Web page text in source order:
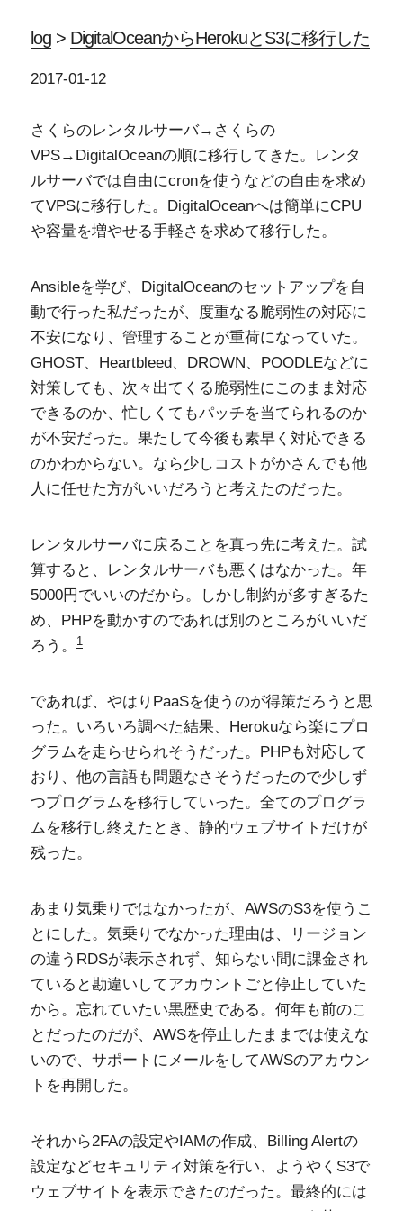
log> DigitalOceanからHerokuとS3に移行した
2017-01-12
さくらのレンタルサーバ→さくらの
VPS→DigitalOceanの順に移行してきた。レンタ
ルサーバでは自由にcronを使うなどの自由を求め
てVPSに移行した。DigitalOceanへは簡単にCPU
や容量を増やせる手軽さを求めて移行した。
Ansibleを学び、DigitalOceanのセットアップを自
動で行った私だったが、度重なる脆弱性の対応に
不安になり、管理することが重荷になっていた。
GHOST、Heartbleed、DROWN、POODLEなどに
対策しても、次々出てくる脆弱性にこのまま対応
できるのか、忙しくてもパッチを当てられるのか
が不安だった。果たして今後も素早く対応できる
のかわからない。なら少しコストがかさんでも他
人に任せた方がいいだろうと考えたのだった。
レンタルサーバに戻ることを真っ先に考えた。試
算すると、レンタルサーバも悪くはなかった。年
5000円でいいのだから。しかし制約が多すぎるた
め、PHPを動かすのであれば別のところがいいだ
ろう。
1
であれば、やはりPaaSを使うのが得策だろうと思
った。いろいろ調べた結果、Herokuなら楽にプロ
グラムを走らせられそうだった。PHPも対応して
おり、他の言語も問題なさそうだったので少しず
つプログラムを移行していった。全てのプログラ
ムを移行し終えたとき、静的ウェブサイトだけが
残った。
あまり気乗りではなかったが、AWSのS3を使うこ
とにした。気乗りでなかった理由は、リージョン
の違うRDSが表示されず、知らない間に課金され
ていると勘違いしてアカウントごと停止していた
から。忘れていたい黒歴史である。何年も前のこ
とだったのだが、AWSを停止したままでは使えな
いので、サポートにメールをしてAWSのアカウン
トを再開した。
それから2FAの設定やIAMの作成、Billing Alertの
設定などセキュリティ対策を行い、ようやくS3で
ウェブサイトを表示できたのだった。最終的には